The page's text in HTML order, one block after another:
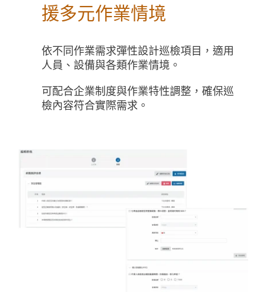
援多元作業情境
依不同作業需求彈性設計巡檢項目，適用
人員、設備與各類作業情境。
可配合企業制度與作業特性調整，確保巡
檢內容符合實際需求。